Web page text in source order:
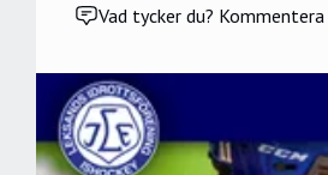
Vad tycker du?